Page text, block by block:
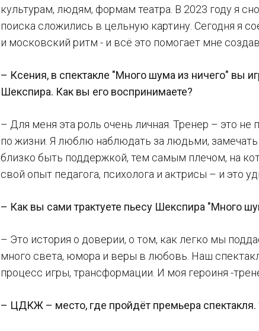
культурам, людям, формам театра. В 2023 году я
поиска сложились в цельную картину. Сегодня я
и московский ритм - и всё это помогает мне
– Ксения, в спектакле "Много шума из ничего" вы
Шекспира. Как вы его воспринимаете?
– Для меня эта роль очень личная. Тренер – это
по жизни. Я люблю наблюдать за людьми,
близко быть поддержкой, тем самым плечом, на
свой опыт педагога, психолога и актрисы – и это
– Как вы сами трактуете пьесу Шекспира "Много
– Это история о доверии, о том, как легко мы
много света, юмора и веры в любовь. Наш
процесс игры, трансформации. И моя героиня -
– ЦДКЖ – место, где пройдёт премьера спектакля.